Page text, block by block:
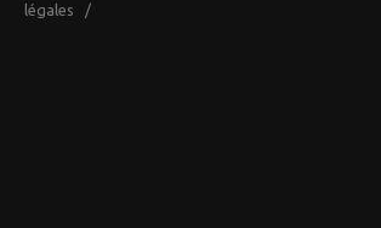
légales /